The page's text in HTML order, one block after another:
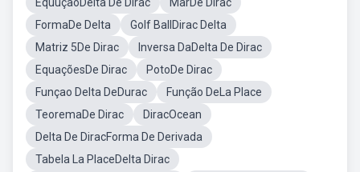
FormaDe Delta
Golf BallDirac Delta
Matriz 5De Dirac
Inversa DaDelta De Dirac
EquaçõesDe Dirac
PotoDe Dirac
Funçao Delta DeDurac
Função DeLa Place
TeoremaDe Dirac
DiracOcean
Delta De DiracForma De Derivada
Tabela La PlaceDelta Dirac